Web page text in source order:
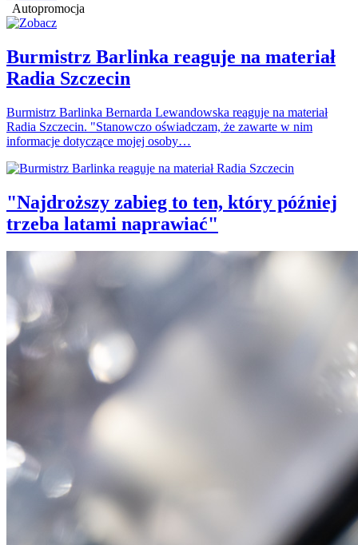
Autopromocja
Burmistrz Barlinka reaguje na materiał
Radia Szczecin
Burmistrz Barlinka Bernarda Lewandowska reaguje na materiał
Radia Szczecin. "Stanowczo oświadczam, że zawarte w nim
informacje dotyczące mojej osoby…
"Najdroższy zabieg to ten, który później
trzeba latami naprawiać"